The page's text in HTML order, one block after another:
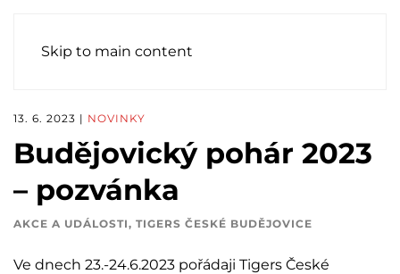
Skip to main content
13. 6. 2023 | NOVINKY
Budějovický pohár 2023
– pozvánka
AKCE A UDÁLOSTI, TIGERS ČESKÉ BUDĚJOVICE
Ve dnech 23.-24.6.2023 pořádaji Tigers České